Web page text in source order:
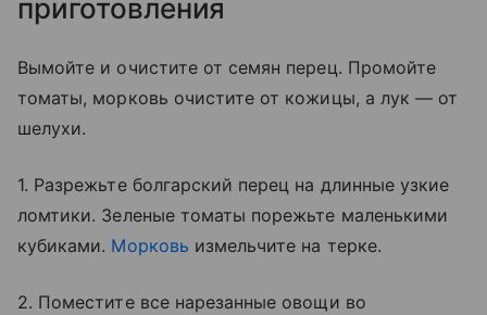
приготовления
Вымойте и очистите от семян перец. Промойте
томаты, морковь очистите от кожицы, а лук — от
шелухи.
1. Разрежьте болгарский перец на длинные узкие
ломтики. Зеленые томаты порежьте маленькими
кубиками. Морковь измельчите на терке.
2. Поместите все нарезанные овощи во